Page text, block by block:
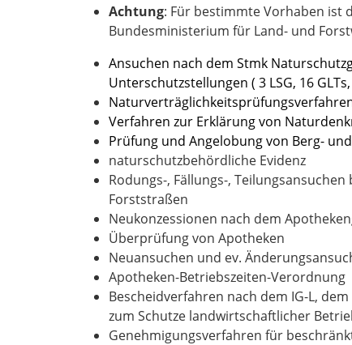
Achtung: Für bestimmte Vorhaben ist
Bundesministerium für Land- und
Ansuchen nach dem Stmk
Unterschutzstellungen ( 3 LSG, 16 GLTs,
Verfahren zur Erklärung von
Prüfung und Angelobung von Berg-
naturschutzbehördliche Evidenz
Rodungs-, Fällungs-,
Forststraßen
Neukonzessionen nach dem
Überprüfung von Apotheken
Neuansuchen und ev.
Apotheken-Betriebszeiten-Verordnung
Bescheidverfahren nach dem IG-L,
zum Schutze landwirtschaftlicher
Genehmigungsverfahren für